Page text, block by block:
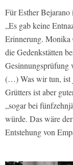
Für Esther
„Es gab keine
Erinnerung. Monika
die Gedenkstätten
Gesinnungsprüfung
(…) Was wir tun, ist
Grütters ist aber
„sogar bei
würde. Das wäre
Entstehung von